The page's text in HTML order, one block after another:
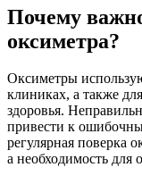
Почему
оксиметра?
Оксиметры
клиниках, а также
здоровья.
привести к
регулярная поверка
а необходимость для